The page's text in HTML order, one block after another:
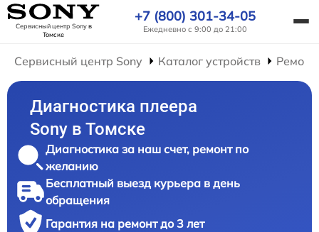
Сервисный центр Sonyв
Томске
+7 (800) 301-34-05
Ежедневно с 9:00 до 21:00
Сервисный центр Sony Каталог устройств
Диагностика плеера
Sony в Томске
Диагностика за наш счет, ремонт по
желанию
Бесплатный выезд курьера в день
обращения
Гарантия на ремонт до 3 лет